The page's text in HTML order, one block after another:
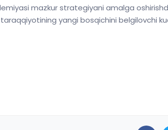
mazkur strategiyani amalga
yangi bosqichini belgilovchi